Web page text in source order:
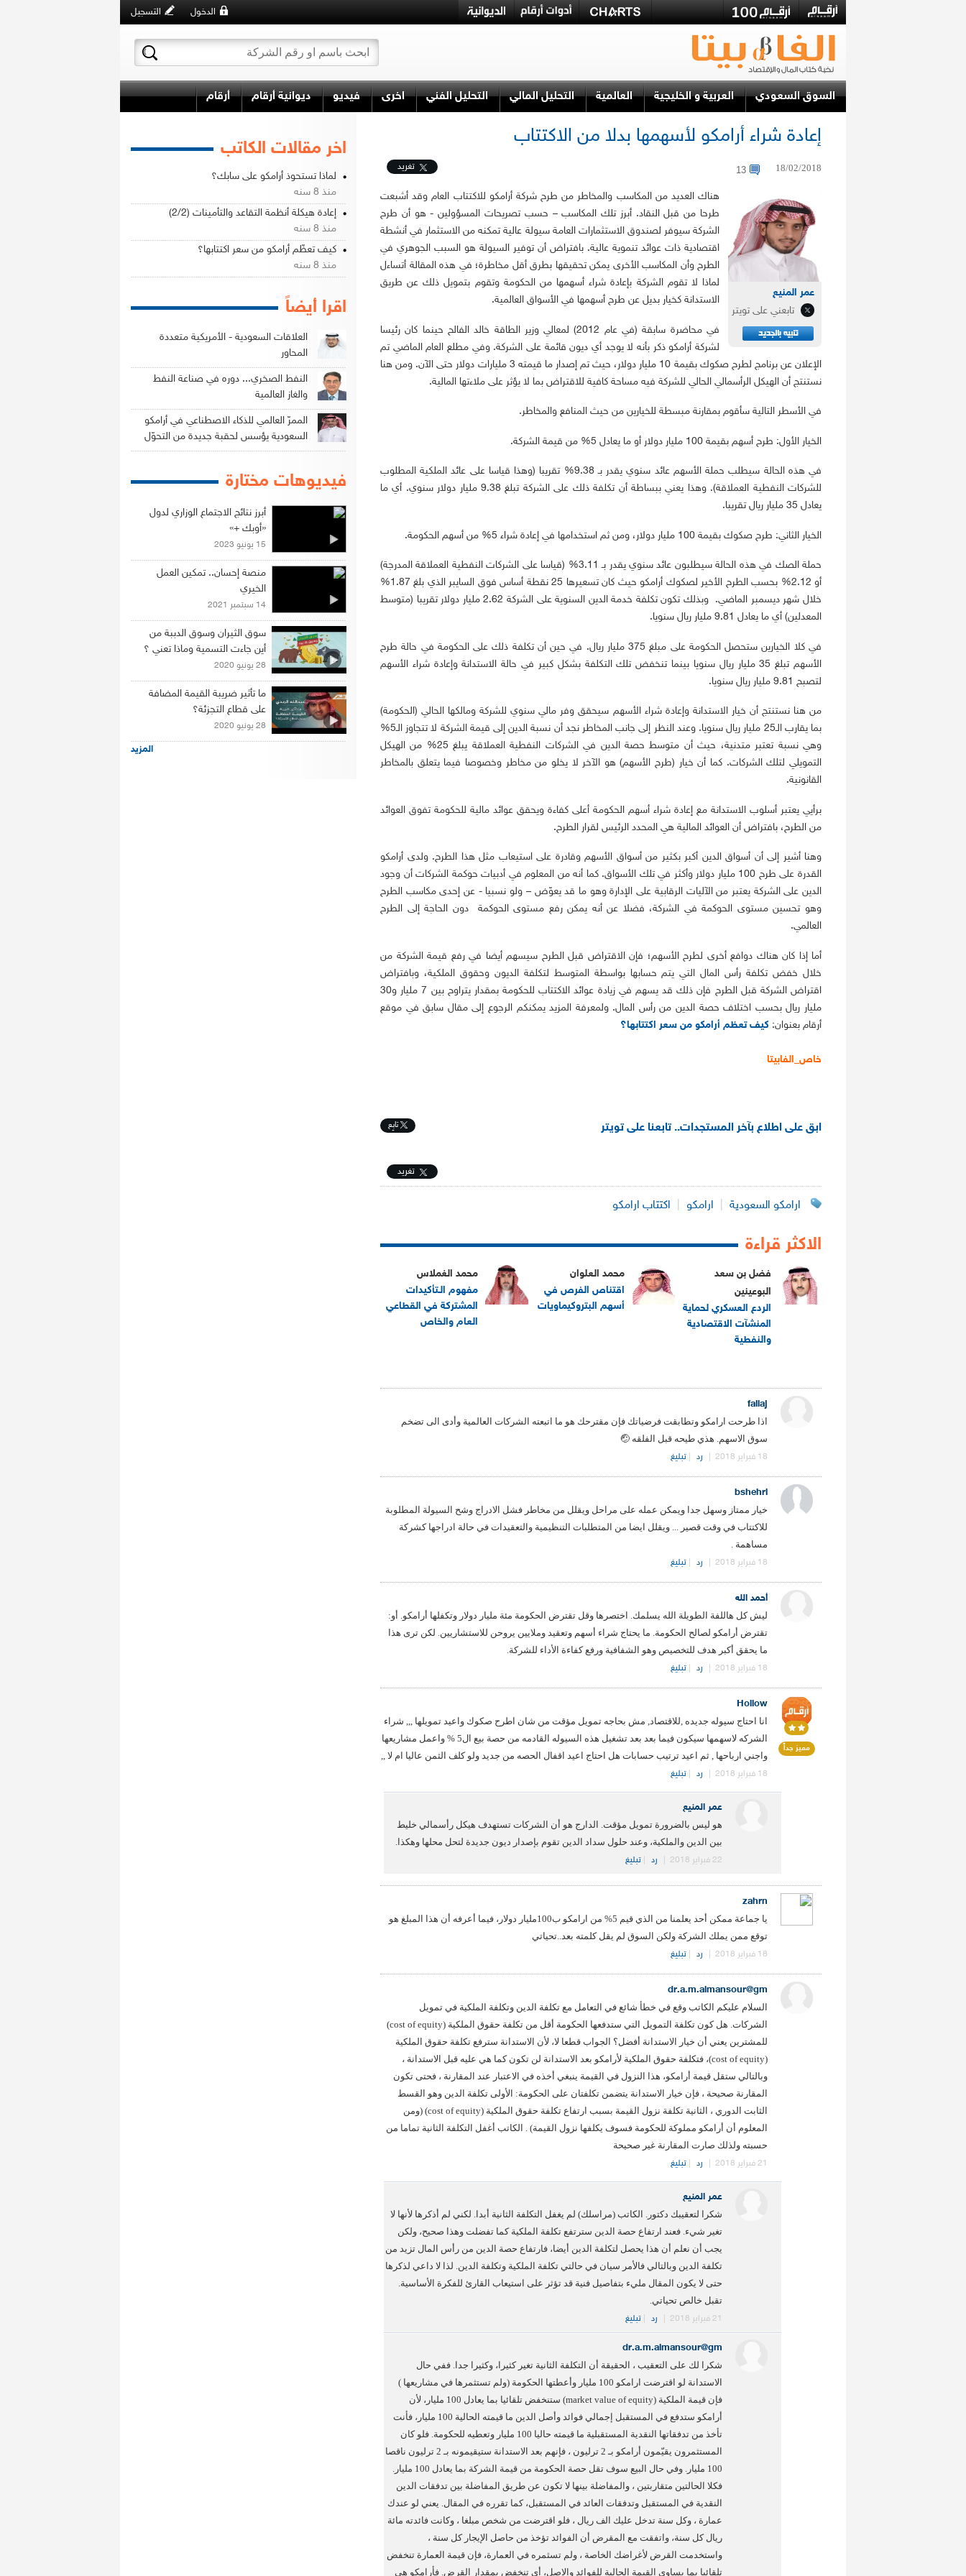
التسجيل الدخول
السوق السعودي العربية و الخليجية العالمية التحليل المالي التحليل الفني اخرى فيديو ديوانية أرقام أرقام
إعادة شراء أرامكو لأسهمها بدلا من الاكتتاب
18/02/2018
13 تغريد
عمر المنيع
تابعني على تويتر
هناك العديد من المكاسب والمخاطر من طرح شركة أرامكو للاكتتاب العام وقد أشبعت
طرحا من قبل النقاد. أبرز تلك المكاسب – حسب تصريحات المسؤولين - هو أن طرح
الشركة سيوفر لصندوق الاستثمارات العامة سيولة عالية تمكنه من الاستثمار في أنشطة
اقتصادية ذات عوائد تنموية عالية. بافتراض أن توفير السيولة هو السبب الجوهري في
الطرح وأن المكاسب الأخرى يمكن تحقيقها بطرق أقل مخاطرة؛ في هذه المقالة أتساءل
لماذا لا تقوم الشركة بإعادة شراء أسهمها من الحكومة وتقوم بتمويل ذلك عن طريق
الاستدانة كخيار بديل عن طرح أسهمها في الأسواق العالمية.
في محاضرة سابقة (في عام 2012) لمعالي وزير الطاقة خالد الفالح حينما كان رئيسا
لشركة أرامكو ذكر بأنه لا يوجد أي ديون قائمة على الشركة. وفي مطلع العام الماضي تم
الإعلان عن برنامج لطرح صكوك بقيمة 10 مليار دولار، حيث تم إصدار ما قيمته 3 مليارات دولار حتى الآن. ومن هنا
نستنتج أن الهيكل الرأسمالي الحالي للشركة فيه مساحة كافية للاقتراض بما لا يؤثر على ملاءتها المالية.
في الأسطر التالية سأقوم بمقارنة مبسطة للخيارين من حيث المنافع والمخاطر.
الخيار الأول: طرح أسهم بقيمة 100 مليار دولار أو ما يعادل 5% من قيمة الشركة.
في هذه الحالة سيطلب حملة الأسهم عائد سنوي يقدر بـ 9.38% تقريبا (وهذا قياسا على عائد الملكية المطلوب
للشركات النفطية العملاقة). وهذا يعني ببساطة أن تكلفة ذلك على الشركة تبلغ 9.38 مليار دولار سنوي. أي ما
يعادل 35 مليار ريال تقريبا.
الخيار الثاني: طرح صكوك بقيمة 100 مليار دولار، ومن ثم استخدامها في إعادة شراء 5% من أسهم الحكومة.
حملة الصك في هذه الحالة سيطلبون عائد سنوي يقدر بـ 3.11% (قياسا على الشركات النفطية العملاقة المدرجة)
أو 2.12% بحسب الطرح الأخير لصكوك أرامكو حيث كان تسعيرها 25 نقطة أساس فوق السايبر الذي بلغ 1.87%
خلال شهر ديسمبر الماضي. وبذلك تكون تكلفة خدمة الدين السنوية على الشركة 2.62 مليار دولار تقريبا (متوسط
المعدلين) أي ما يعادل 9.81 مليار ريال سنويا.
في كلا الخيارين ستحصل الحكومة على مبلغ 375 مليار ريال. في حين أن تكلفة ذلك على الحكومة في حالة طرح
الأسهم تبلغ 35 مليار ريال سنويا بينما تنخفض تلك التكلفة بشكل كبير في حالة الاستدانة وإعادة شراء الأسهم
لتصبح 9.81 مليار ريال سنويا.
من هنا نستنتج أن خيار الاستدانة وإعادة شراء الأسهم سيحقق وفر مالي سنوي للشركة ومالكها الحالي (الحكومة)
بما يقارب الـ25 مليار ريال سنويا. وعند النظر إلى جانب المخاطر نجد أن نسبة الدين إلى قيمة الشركة لا تتجاوز الـ5%
وهي نسبة تعتبر متدنية، حيث أن متوسط حصة الدين في الشركات النفطية العملاقة يبلغ 25% من الهيكل
التمويلي لتلك الشركات. كما أن خيار (طرح الأسهم) هو الآخر لا يخلو من مخاطر وخصوصا فيما يتعلق بالمخاطر
القانونية.
برأيي يعتبر أسلوب الاستدانة مع إعادة شراء أسهم الحكومة أعلى كفاءة ويحقق عوائد مالية للحكومة تفوق العوائد
من الطرح، بافتراض أن العوائد المالية هي المحدد الرئيس لقرار الطرح.
وهنا أشير إلى أن أسواق الدين أكبر بكثير من أسواق الأسهم وقادرة على استيعاب مثل هذا الطرح. ولدى أرامكو
القدرة على طرح 100 مليار دولار وأكثر في تلك الأسواق. كما أنه من المعلوم في أدبيات حوكمة الشركات أن وجود
الدين على الشركة يعتبر من الآليات الرقابية على الإدارة وهو ما قد يعوّض – ولو نسبيا - عن إحدى مكاسب الطرح
وهو تحسين مستوى الحوكمة في الشركة، فضلا عن أنه يمكن رفع مستوى الحوكمة دون الحاجة إلى الطرح
العالمي.
أما إذا كان هناك دوافع أخرى لطرح الأسهم؛ فإن الاقتراض قبل الطرح سيسهم أيضا في رفع قيمة الشركة من
خلال خفض تكلفة رأس المال التي يتم حسابها بواسطة المتوسط لتكلفة الديون وحقوق الملكية، وبافتراض
اقتراض الشركة قبل الطرح فإن ذلك قد يسهم في زيادة عوائد الاكتتاب للحكومة بمقدار يتراوح بين 7 مليار و30
مليار ريال بحسب اختلاف حصة الدين من رأس المال. ولمعرفة المزيد يمكنكم الرجوع إلى مقال سابق في موقع
أرقام بعنوان: كيف تعظم أرامكو من سعر اكتتابها؟
خاص_الفابيتا
ابق على اطلاع بآخر المستجدات.. تابعنا على تويتر تابِع
تغريد
ارامكو السعودية ارامكو اكتتاب ارامكو
الاكثر قراءة
فضل بن سعد
البوعينين
الردع العسكري لحماية
المنشآت الاقتصادية
والنفطية
محمد العلوان
اقتناص الفرص في
أسهم البتروكيماويات
محمد الغملاس
مفهوم الـتأكيدات
المشتركة في القطاعي
العام والخاص
fallaj
اذا طرحت ارامكو وتطابقت فرضياتك فإن مقترحك هو ما اتبعته الشركات العالمية وأدى الى تضخم
سوق الاسهم. هذي طيحه قبل الفلقه 🤕
18 فبراير 2018 رد تبليغ
bshehri
خيار ممتاز وسهل جدا ويمكن عمله على مراحل ويقلل من مخاطر فشل الادراج وشح السيولة المطلوبة
للاكتتاب في وقت قصير ... ويقلل ايضا من المتطلبات التنظيمية والتعقيدات في حالة ادراجها كشركة
مساهمة .
18 فبراير 2018 رد تبليغ
أحمد الله
ليش كل هاللفة الطويلة الله يسلمك. اختصرها وقل تقترض الحكومة مئة مليار دولار وتكفلها أرامكو. أو:
تقترض أرامكو لصالح الحكومة. ما يحتاج شراء أسهم وتعقيد وملايين يروحن للاستشاريين. لكن ترى هذا
ما يحقق أكبر هدف للتخصيص وهو الشفافية ورفع كفاءة الأداء للشركة.
18 فبراير 2018 رد تبليغ
مميز جداً
Hollow
انا احتاج سيوله جديده ,للاقتصاد, مش بحاجه تمويل مؤقت من شان اطرح صكوك واعيد تمويلها ,,, شراء
الشركه لاسهمها سيكون فيما بعد بعد تشغيل هذه السيوله القادمه من حصة بيع ال5 % واعمل مشاريعها
واجني ارباحها , ثم اعيد ترتيب حسابات هل احتاج اعيد اقفال الحصه من جديد ولو كلف الثمن عاليا ام لا ,,
18 فبراير 2018 رد تبليغ
عمر المنيع
هو ليس بالضرورة تمويل مؤقت. الدارج هو أن الشركات تستهدف هيكل رأسمالي خليط
بين الدين والملكية، وعند حلول سداد الدين تقوم بإصدار ديون جديدة لتحل محلها وهكذا.
22 فبراير 2018 رد تبليغ
zahrn
يا جماعة ممكن أحد يعلمنا من الذي قيم 5% من ارامكو ب100مليار دولار، فيما أعرفه أن هذا المبلغ هو
توقع ممن يملك الشركة ولكن السوق لم يقل كلمته بعد..تحياتي
18 فبراير 2018 رد تبليغ
dr.a.m.almansour@gm
السلام عليكم الكاتب وقع في خطأ شائع في التعامل مع تكلفة الدين وتكلفة الملكية في تمويل
الشركات. هل كون تكلفة التمويل التي ستدفعها الحكومة أقل من تكلفة حقوق الملكية (cost of equity)
للمشترين يعني أن خيار الاستدانة أفضل؟ الجواب قطعا لا، لأن الاستدانة سترفع تكلفة حقوق الملكية
(cost of equity)، فتكلفة حقوق الملكية لأرامكو بعد الاستدانة لن تكون كما هي عليه قبل الاستدانة ،
وبالتالي ستقل قيمة أرامكو، هذا النزول في القيمة ينبغي أخذه في الاعتبار عند المقارنة ، فحتى تكون
المقارنة صحيحة ، فإن خيار الاستدانة يتضمن تكلفتان على الحكومة: الأولى تكلفة الدين وهو القسط
الثابت الدوري ، الثانية تكلفة نزول القيمة بسبب ارتفاع تكلفة حقوق الملكية (cost of equity) (ومن
المعلوم أن أرامكو مملوكة للحكومة فسوف يكلفها نزول القيمة) . الكاتب أغفل التكلفة الثانية تماما من
حسبته ولذلك صارت المقارنة غير صحيحة
21 فبراير 2018 رد تبليغ
عمر المنيع
شكرا لتعقيبك دكتور. الكاتب (مراسلك) لم يغفل التكلفة الثانية أبدا. لكني لم أذكرها لأنها لا
تغير شيء. فعند ارتفاع حصة الدين سترتفع تكلفة الملكية كما تفضلت وهذا صحيح، ولكن
يجب أن نعلم أن هذا يحصل لتكلفة الدين أيضا، فارتفاع حصة الدين من رأس المال تزيد من
تكلفة الدين وبالتالي فالأمر سيان في حالتي تكلفة الملكية وتكلفة الدين. لذا لا داعي لذكرها
حتى لا يكون المقال مليء بتفاصيل فنية قد تؤثر على استيعاب القارئ للفكرة الأساسية.
تقبل خالص تحياتي.
21 فبراير 2018 رد تبليغ
dr.a.m.almansour@gm
شكرا لك على التعقيب ، الحقيقة أن التكلفة الثانية تغير كثيرا، وكثيرا جدا. ففي حال
الاستدانة لو اقترضت ارامكو 100 مليار وأعطتها الحكومة (ولم تستثمرها في مشاريعها )
فإن قيمة الملكية (market value of equity) ستنخفض تلقائيا بما يعادل 100 مليار، لأن
أرامكو ستدفع في المستقبل إجمالي فوائد وأصل الدين ما قيمته الحالية 100 مليار، فأنت
تأخذ من تدفقاتها النقدية المستقبلية ما قيمته حاليا 100 مليار وتعطيه للحكومة. فلو كان
المستثمرون يقيّمون أرامكو بـ 2 ترليون ، فإنهم بعد الاستدانة ستيقيمونه بـ 2 ترليون ناقصا
100 مليار. وفي حال البيع سوف تقل حصة الحكومة من قيمة الشركة بما يعادل 100 مليار.
فكلا الحالتين متقاربتين ، والمفاضلة بينها لا تكون عن طريق المفاضلة بين تدفقات الدين
النقدية في المستقبل وتدفقات العائد في المستقبل، كما تقرره في المقال. يعني لو عندك
عمارة ، وكل سنة تدخل عليك الف ريال ، فلو اقترضت من شخص مبلغا ، وكانت فائدته مائة
ريال كل سنة، واتفقت مع المقرض أن الفوائد تؤخذ من حاصل الإيجار كل سنة ،
واستخدمت القرض لأغراضك الخاصة ، ولم تسثمره في العمارة، فإن قيمة العمارة تنخفض
تلقائيا بما يساوي القيمة الحالية للفوائد والاصل، أي تنخفض بمقدار القرض. فأرامكو هي
اخر مقالات الكاتب
لماذا تستحوذ أرامكو على سابك؟
منذ 8 سنه
إعادة هيكلة أنظمة التقاعد والتأمينات (2/2)
منذ 8 سنه
كيف تعظّم أرامكو من سعر اكتتابها؟
منذ 8 سنه
اقرا أيضاً
العلاقات السعودية - الأمريكية متعددة
المحاور
النفط الصخري... دوره في صناعة النفط
والغاز العالمية
الممرّ العالمي للذكاء الاصطناعي في أرامكو
السعودية يؤسس لحقبة جديدة من التحوّل
فيديوهات مختارة
أبرز نتائج الاجتماع الوزاري لدول
«أوبك +»
15 يونيو 2023
منصة إحسان.. تمكين العمل
الخيري
14 سبتمبر 2021
سوق الثيران وسوق الدببة من
أين جاءت التسمية وماذا تعني ؟
28 يونيو 2020
ما تأثير ضريبة القيمة المضافة
على قطاع التجزئة؟
28 يونيو 2020
المزيد